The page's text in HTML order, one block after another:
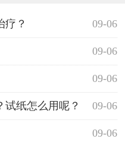
09-06
疗？
09-06
09-06
09-06
纸怎么用呢？
09-06